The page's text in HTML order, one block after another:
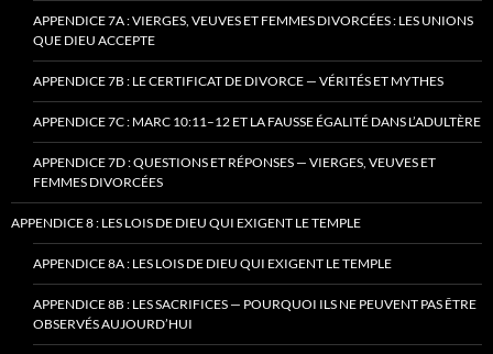
APPENDICE 7A : VIERGES, VEUVES ET FEMMES DIVORCÉES : LES UNIONS
QUE DIEU ACCEPTE
APPENDICE 7B : LE CERTIFICAT DE DIVORCE — VÉRITÉS ET MYTHES
APPENDICE 7C : MARC 10:11–12 ET LA FAUSSE ÉGALITÉ DANS L’ADULTÈRE
APPENDICE 7D : QUESTIONS ET RÉPONSES — VIERGES, VEUVES ET
FEMMES DIVORCÉES
APPENDICE 8 : LES LOIS DE DIEU QUI EXIGENT LE TEMPLE
APPENDICE 8A : LES LOIS DE DIEU QUI EXIGENT LE TEMPLE
APPENDICE 8B : LES SACRIFICES — POURQUOI ILS NE PEUVENT PAS ÊTRE
OBSERVÉS AUJOURD’HUI